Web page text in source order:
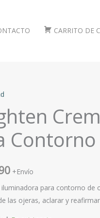
CARRITO DE
+Envío
iluminadora para contorno de
las ojeras, aclarar y